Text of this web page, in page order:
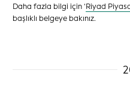
Daha fazla bilgi için ‘Riyad
başlıklı belgeye bakınız.